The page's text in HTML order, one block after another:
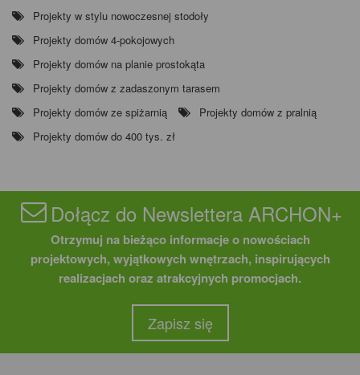
Projekty w stylu nowoczesnej stodoły
Projekty domów 4-pokojowych
Projekty domów na planie prostokąta
Projekty domów z zadaszonym tarasem
Projekty domów ze spiżarnią
Projekty domów z pralnią
Projekty domów do 400 tys. zł
Dołącz do Newslettera ARCHON+
Otrzymuj na bieżąco informacje o nowościach
projektowych, wyjątkowych wnętrzach, inspirujących
realizacjach oraz atrakcyjnych promocjach.
Zapisz się